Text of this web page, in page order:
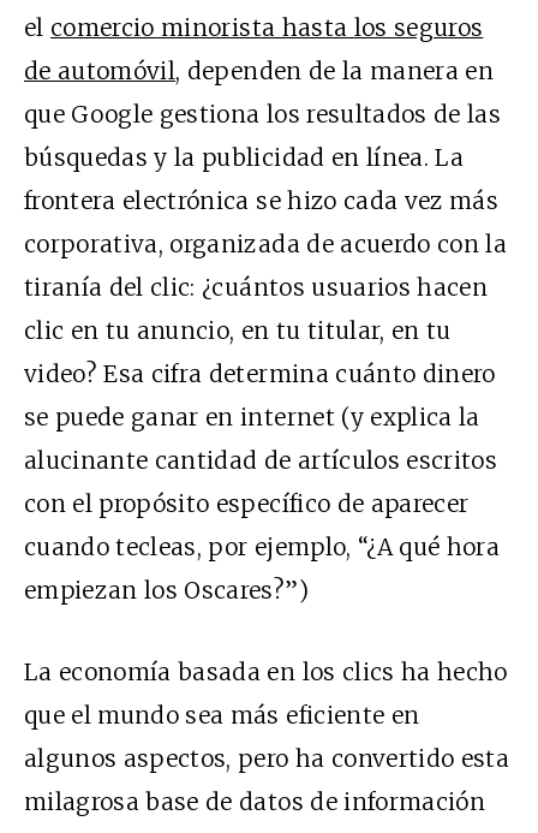
el comercio minorista hasta los seguros
de automóvil, dependen de la manera en
que Google gestiona los resultados de las
búsquedas y la publicidad en línea. La
frontera electrónica se hizo cada vez más
corporativa, organizada de acuerdo con la
tiranía del clic: ¿cuántos usuarios hacen
clic en tu anuncio, en tu titular, en tu
video? Esa cifra determina cuánto dinero
se puede ganar en internet (y explica la
alucinante cantidad de artículos escritos
con el propósito específico de aparecer
cuando tecleas, por ejemplo, “¿A qué hora
empiezan los Oscares?”)
La economía basada en los clics ha hecho
que el mundo sea más eficiente en
algunos aspectos, pero ha convertido esta
milagrosa base de datos de información